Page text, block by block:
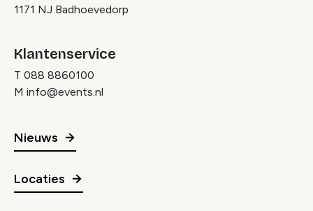
1171 NJ Badhoevedorp
Klantenservice
T 088 8860100
M info@events.nl
Nieuws
Locaties